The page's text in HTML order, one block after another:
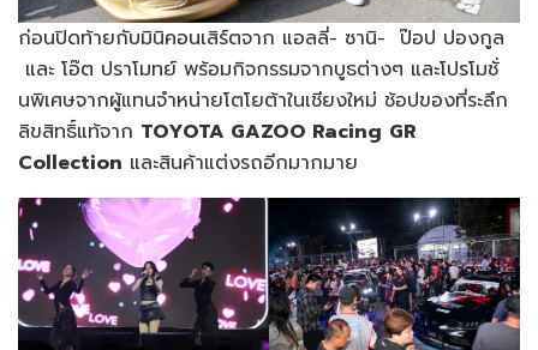
ก่อนปิดท้ายกับมินิคอนเสิร์ตจาก แอลลี่- ซานิ- ป๊อป ปองกูล
และ โอ๊ต ปราโมทย์ พร้อมกิจกรรมจากบูธต่างๆ และโปรโมชั่
นพิเศษจากผู้แทนจำหน่ายโตโยต้าในเชียงใหม่ ช้อปของที่ระลึก
ลิขสิทธิ์แท้จาก TOYOTA GAZOO Racing GR
Collection และสินค้าแต่งรถอีกมากมาย